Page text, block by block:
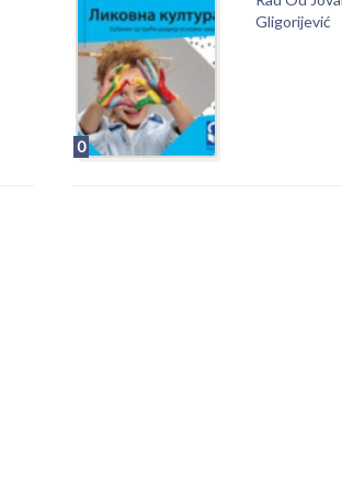
0
Gligorijević